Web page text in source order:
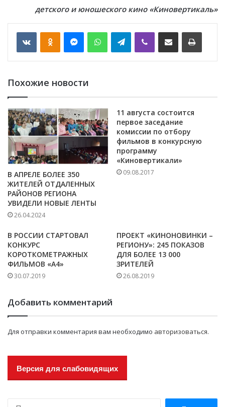
детского и юношеского кино «Киновертикаль»
VKontakte WhatsApp Telegram
Похожие новости
В АПРЕЛЕ БОЛЕЕ 350
ЖИТЕЛЕЙ ОТДАЛЕННЫХ
РАЙОНОВ РЕГИОНА
УВИДЕЛИ НОВЫЕ ЛЕНТЫ
26.04.2024
11 августа состоится
первое заседание
комиссии по отбору
фильмов в конкурсную
программу
«Киновертикали»
09.08.2017
В РОССИИ СТАРТОВАЛ
КОНКУРС
КОРОТКОМЕТРАЖНЫХ
ФИЛЬМОВ «А4»
30.07.2019
ПРОЕКТ «КИНОНОВИНКИ –
РЕГИОНУ»: 245 ПОКАЗОВ
ДЛЯ БОЛЕЕ 13 000
ЗРИТЕЛЕЙ
26.08.2019
Добавить комментарий
Для отправки комментария вам необходимо авторизоваться.
Версия для слабовидящих